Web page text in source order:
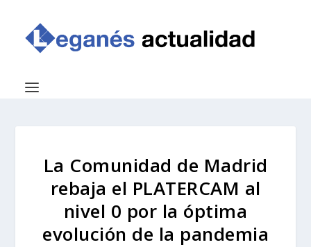
La Comunidad de Madrid
rebaja el PLATERCAM al
nivel 0 por la óptima
evolución de la pandemia